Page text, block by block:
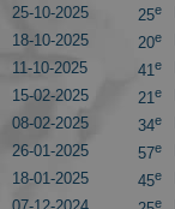
25-10-2025
25e
18-10-2025
20e
11-10-2025
41e
15-02-2025
21e
08-02-2025
34e
26-01-2025
57e
18-01-2025
45e
e